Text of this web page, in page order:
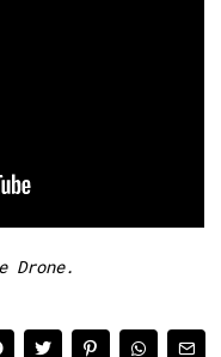
Drone.